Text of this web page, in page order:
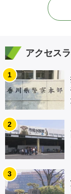
アクセス
1
2
3